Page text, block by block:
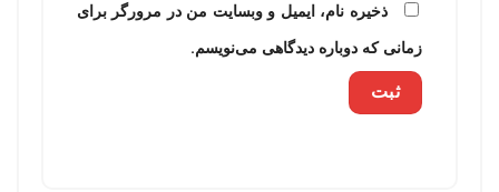
ذخیره نام، ایمیل و وبسایت من در مرورگر برای
زمانی که دوباره دیدگاهی می‌نویسم.